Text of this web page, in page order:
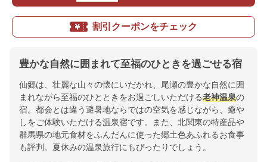
割引クーポンをチェック
豊かな自然に囲まれて至福のひときを過ごせる宿
仙郷は、壮麗な山々の懐にいだかれ、尾瀬の豊かな自然に囲
まれながら至福のひとときをお過ごしいただける老神温泉の
宿。都会とは違う避暑地ならではの空気を感じながら、癒や
しをご体験いただける温泉宿です。また、北関東の特産品や
群馬県の地元食材をふんだんに使った郷土色あふれるお食事
も評判。夏休みの温泉旅行にもぴったりでしょう。